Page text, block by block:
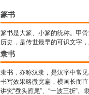
篆书
篆书是大篆、小篆的统称。甲
历史，是传世最早的可识文字，
隶书
隶书，亦称汉隶，是汉字中常
书写效果略微宽扁，横画长而
讲究“蚕头雁尾”、“一波三折”。